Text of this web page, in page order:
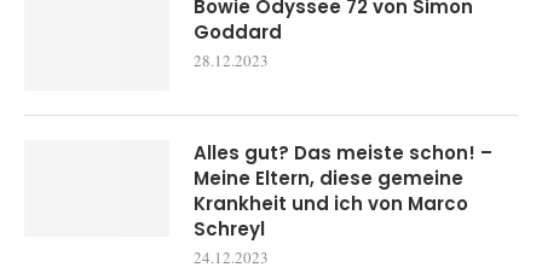
Bowie Odyssee 72 von Simon
Goddard
28.12.2023
Alles gut? Das meiste schon! –
Meine Eltern, diese gemeine
Krankheit und ich von Marco
Schreyl
24.12.2023